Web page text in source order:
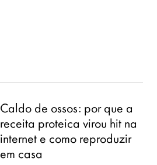
Caldo de ossos: por que a
receita proteica virou hit na
internet e como reproduzir
em casa